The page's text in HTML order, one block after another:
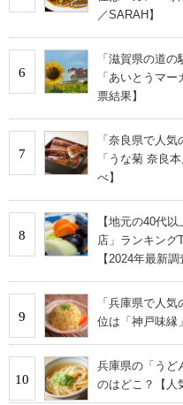
／SARAH】
6
「滋賀県の道
「あいとうマ
票結果】
7
「奈良県で人
「うな菊 奈良
べ】
8
【地元の40代
店」ランキン
【2024年最新調
9
「兵庫県で人
位は「神戸味縁
10
兵庫県の「う
のはどこ？【人